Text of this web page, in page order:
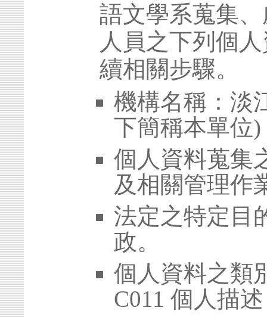
語文學系蒐集
人員之下列個
續相關步驟。
機構名稱：淡
下簡稱本單位)
個人資料蒐集
及相關管理作
法定之特定目
政。
個人資料之類
C011 個人描述